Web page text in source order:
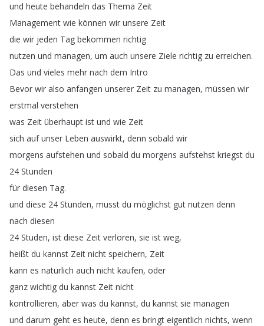
und heute behandeln das Thema Zeit
Management wie können wir unsere Zeit
die wir jeden Tag bekommen richtig
nutzen und managen, um auch unsere Ziele richtig zu erreichen.
Das und vieles mehr nach dem Intro
Bevor wir also anfangen unserer Zeit zu managen, müssen wir
erstmal verstehen
was Zeit überhaupt ist und wie Zeit
sich auf unser Leben auswirkt, denn sobald wir
morgens aufstehen und sobald du morgens aufstehst kriegst du
24 Stunden
für diesen Tag.
und diese 24 Stunden, musst du möglichst gut nutzen denn
nach diesen
24 Studen, ist diese Zeit verloren, sie ist weg,
heißt du kannst Zeit nicht speichern, Zeit
kann es natürlich auch nicht kaufen, oder
ganz wichtig du kannst Zeit nicht
kontrollieren, aber was du kannst, du kannst sie managen
und darum geht es heute, denn es bringt eigentlich nichts, wenn